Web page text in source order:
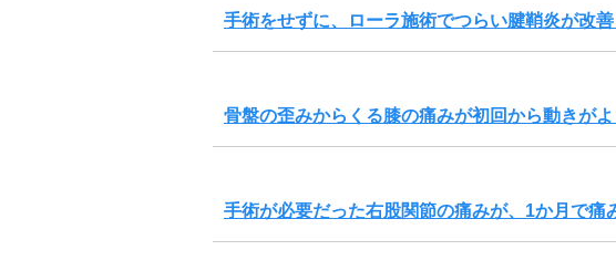
手術をせずに、ローラ施術でつらい腱鞘炎が改
骨盤の歪みからくる膝の痛みが初回から動きが
手術が必要だった右股関節の痛みが、1か月で痛